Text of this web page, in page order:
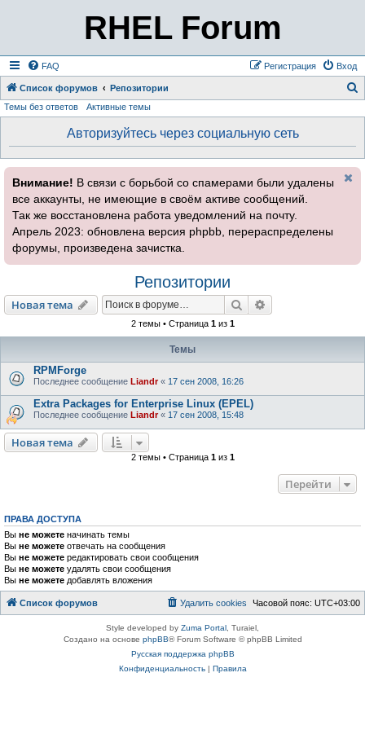
RHEL Forum
FAQ Вход
Регистрация
Список форумов Репозитории
Темы без ответов Активные темы
Авторизуйтесь через социальную сеть
Внимание! В связи с борьбой со спамерами были удалены
все аккаунты, не имеющие в своём активе сообщений.
Так же восстановлена работа уведомлений на почту.
Апрель 2023: обновлена версия phpbb, перераспределены
форумы, произведена зачистка.
Репозитории
Новая тема Поиск
2 темы • Страница 1из 1
Темы
RPMForge
Последнее сообщение Liandr« 17 сен 2008, 16:26
Extra Packages for Enterprise Linux (EPEL)
Последнее сообщение Liandr« 17 сен 2008, 15:48
Новая тема
2 темы • Страница 1из 1
Перейти
ПРАВА ДОСТУПА
Вы не можете начинать темы
Вы не можете отвечать на сообщения
Вы не можете редактировать свои сообщения
Вы не можете удалять свои сообщения
Вы не можете добавлять вложения
Список форумов Часовой пояс: UTC+03:00
Удалить cookies
Style developed by Zuma Portal , Turaiel,
Создано на основе phpBB® Forum Software © phpBB Limited
Русская поддержка phpBB
Конфиденциальность| Правила